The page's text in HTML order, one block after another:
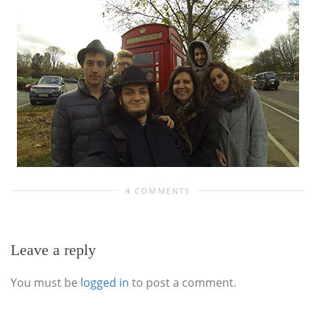
4 COMMENTS
Leave a reply
You must be logged in to post a comment.